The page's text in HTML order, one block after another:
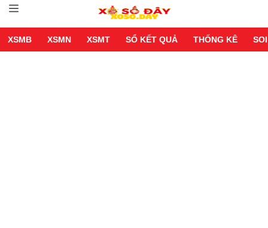
XSMB XSMN XSMT SỔ KẾT QUẢ THỐNG KÊ